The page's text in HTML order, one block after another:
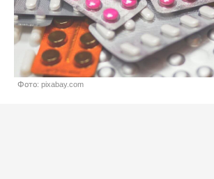
Фото: pixabay.com